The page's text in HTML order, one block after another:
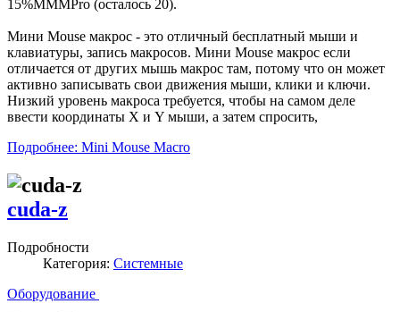
15%MMMPro (осталось 20).
Мини Mouse макрос - это отличный бесплатный мыши и
клавиатуры, запись макросов. Мини Mouse макрос если
отличается от других мышь макрос там, потому что он может
активно записывать свои движения мыши, клики и ключи.
Низкий уровень макроса требуется, чтобы на самом деле
ввести координаты X и Y мыши, а затем спросить,
Подробнее: Mini Mouse Macro
cuda-z
Подробности
Категория: Системные
Оборудование